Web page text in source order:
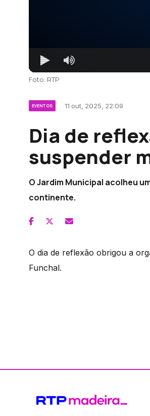
Foto: RTP
EVENTOS 11 out, 2025, 22:09
Dia de
suspender
O Jardim Municipal acolheu
continente.
O dia de reflexão obrigou a
Funchal.